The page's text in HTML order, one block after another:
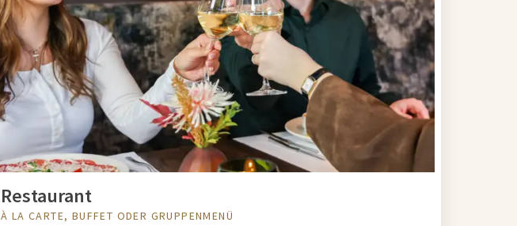
Restaurant
À LA CARTE, BUFFET ODER GRUPPENMENÜ